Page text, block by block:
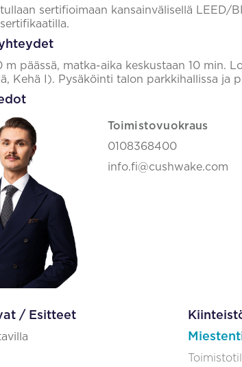
sertifioimaan kansainvälisellä LEED/
m päässä, matka-aika keskustaan 10 min.
Kehä I). Pysäköinti talon parkkihallissa ja
Toimistovuokraus
0108368400
info.fi@cushwake.com
/ Esitteet